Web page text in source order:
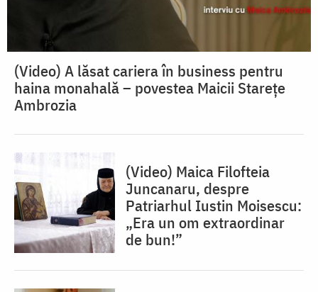
(Video) A lăsat cariera în business pentru
haina monahală – povestea Maicii Starețe
Ambrozia
(Video) Maica Filofteia
Juncanaru, despre
Patriarhul Iustin Moisescu:
„Era un om extraordinar
de bun!”